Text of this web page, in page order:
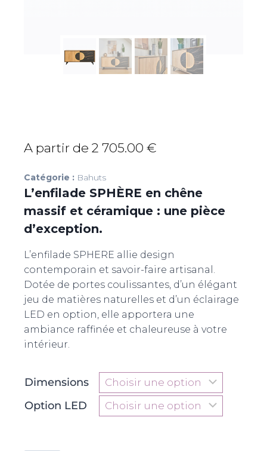
A partir de 2 705.00 €
Catégorie : Bahuts
L’enfilade SPHÈRE en chêne
massif et céramique : une pièce
d’exception.
L’enfilade SPHERE allie design
contemporain et savoir-faire artisanal.
Dotée de portes coulissantes, d’un élégant
jeu de matières naturelles et d’un éclairage
LED en option, elle apportera une
ambiance raffinée et chaleureuse à votre
intérieur.
Dimensions
Option LED